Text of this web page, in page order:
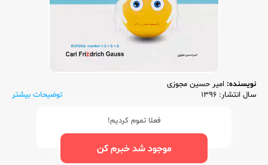
نویسنده: امیر حسین مجوزی
سال انتشار: 1396
توضیحات بیشتر
فعلا تموم کردیم!
موجود شد خبرم کن